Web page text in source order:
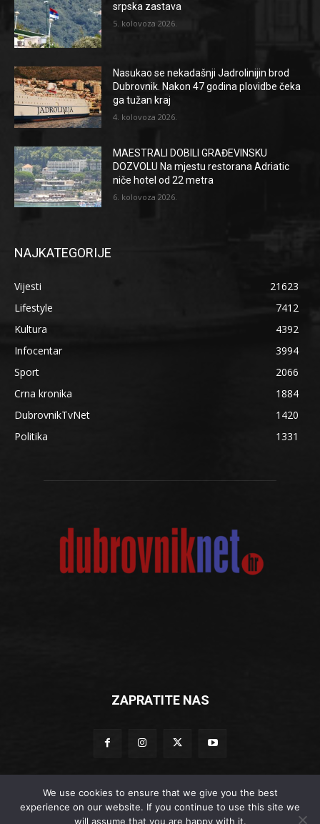
srpska zastava
5. kolovoza 2026.
Nasukao se nekadašnji Jadrolinijin brod
Dubrovnik. Nakon 47 godina plovidbe čeka
ga tužan kraj
4. kolovoza 2026.
MAESTRALI DOBILI GRAĐEVINSKU
DOZVOLU Na mjestu restorana Adriatic
niče hotel od 22 metra
6. kolovoza 2026.
NAJKATEGORIJE
Vijesti
21623
Lifestyle
7412
Kultura
4392
Infocentar
3994
Sport
2066
Crna kronika
1884
DubrovnikTvNet
1420
Politika
1331
ZAPRATITE NAS
© Dubrovniknet.hr 2019
We use cookies to ensure that we give you the best
experience on our website. If you continue to use this site we
will assume that you are happy with it.